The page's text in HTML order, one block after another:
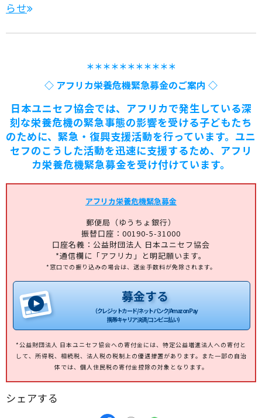
らせ
＊＊＊＊＊＊＊＊＊＊＊
◇ アフリカ栄養危機緊急募金のご案内 ◇
日本ユニセフ協会では、アフリカで発生している深
刻な栄養危機の緊急事態の影響を受ける子どもたち
のために、緊急・復興支援活動を行っています。ユニ
セフのこうした活動を迅速に支援するため、アフリ
カ栄養危機緊急募金を受け付けています。
アフリカ栄養危機緊急募金
郵便局（ゆうちょ銀行）
振替口座：00190-5-31000
口座名義：公益財団法人 日本ユニセフ協会
*通信欄に「アフリカ」と明記願います。
*窓口での振り込みの場合は、送金手数料が免除されます。
募金する
（クレジットカード/ネットバンク/Amazon Pay
携帯キャリア決済/コンビニ払い）
*公益財団法人 日本ユニセフ協会への寄付金には、特定公益増進法人への寄付と
して、所得税、相続税、法人税の税制上の優遇措置があります。また一部の自治
体では、個人住民税の寄付金控除の対象となります。
シェアする